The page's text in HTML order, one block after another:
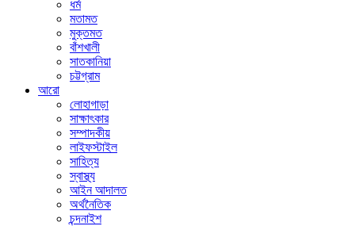
ধর্ম
মতামত
মুক্তমত
বাঁশখালী
সাতকানিয়া
চট্টগ্রাম
আরো
লোহাগাড়া
সাক্ষাৎকার
সম্পাদকীয়
লাইফস্টাইল
সাহিত্য
স্বাস্থ্য
আইন আদালত
অর্থনৈতিক
চন্দনাইশ